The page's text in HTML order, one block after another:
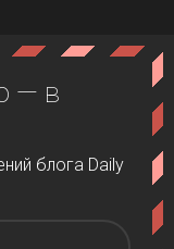
— в
блога Daily